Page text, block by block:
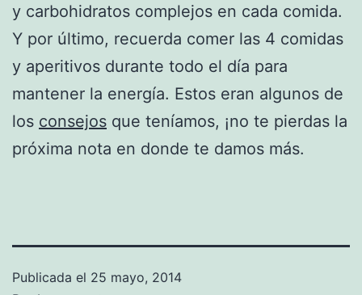
y carbohidratos complejos en cada comida.
Y por último, recuerda comer las 4 comidas
y aperitivos durante todo el día para
mantener la energía. Estos eran algunos de
los consejos que teníamos, ¡no te pierdas la
próxima nota en donde te damos más.
Publicada el 25 mayo, 2014